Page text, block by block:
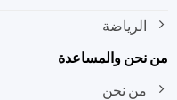
الرياضة
والمساعدة
من نحن